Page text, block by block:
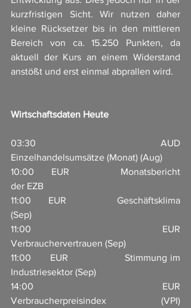
kurzfristigen Sicht. Wir nutzen daher
kleine Rücksetzer bis in den mittleren
Bereich von ca. 15.250 Punkten, da
aktuell der Kurs an einem Widerstand
anstößt und erst einmal abprallen wird.
Wirtschaftsdaten Heute
03:30       AUD
10:00       EUR                     Monatsbericht
der EZB
11:00       EUR                     Geschäftsklima
(Sep)
11:00       EUR
Verbrauchervertrauen (Sep)
11:00       EUR                     Stimmung im
Industriesektor (Sep)
14:00       EUR
Verbraucherpreisindex (VPI)